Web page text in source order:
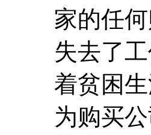
家的任
失去了
着贫困
为购买